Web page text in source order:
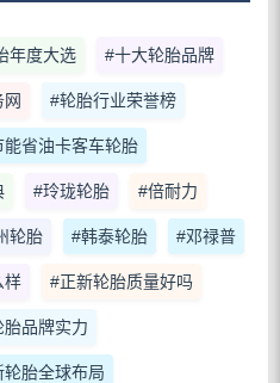
年度大选 #十大轮胎品牌
网 #轮胎行业荣誉榜
能省油卡客车轮胎
#玲珑轮胎 #倍耐力
轮胎 #韩泰轮胎 #邓禄普
样 #正新轮胎质量好吗
胎品牌实力
轮胎全球布局